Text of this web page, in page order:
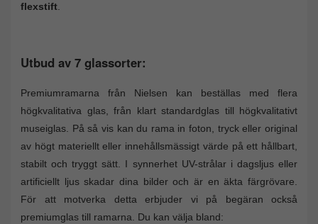
flexstift
Utbud av 7 glassorter:
Premiumramarna från Nielsen kan beställas med flera
högkvalitativa glas, från klart standardglas till högkvalitativt
museiglas. På så vis kan du rama in foton, tryck eller original
av högt materiellt eller innehållsmässigt värde på ett hållbart,
stabilt och tryggt sätt. I synnerhet UV-strålar i dagsljus eller
artificiellt ljus skadar dina bilder och är en äkta färgrövare.
För att motverka detta erbjuder vi på begäran också
premiumglas till ramarna. Du kan välja bland: